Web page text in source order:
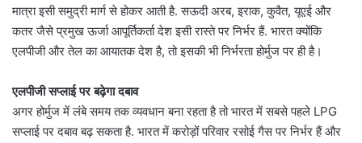
मात्रा इसी समुद्री मार्ग से होकर आती है. सऊदी अरब, इराक, कुवैत, यूएई और
कतर जैसे प्रमुख ऊर्जा आपूर्तिकर्ता देश इसी रास्ते पर निर्भर हैं. भारत क्योंकि
एलपीजी और तेल का आयातक देश है, तो इसकी भी निर्भरता होर्मुज पर ही है।
एलपीजी सप्लाई पर बढ़ेगा दबाव
अगर होर्मुज में लंबे समय तक व्यवधान बना रहता है तो भारत में सबसे पहले LPG
सप्लाई पर दबाव बढ़ सकता है. भारत में करोड़ों परिवार रसोई गैस पर निर्भर हैं और